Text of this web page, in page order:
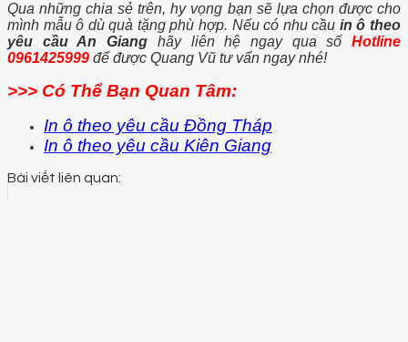
Qua những chia sẻ trên, hy vọng bạn sẽ lựa chọn được cho
mình mẫu ô dù quà tặng phù hợp. Nếu có nhu cầu in ô theo
yêu cầu An Giang hãy liên hệ ngay qua sốHotline
0961425999 để được Quang Vũ tư vấn ngay nhé!
>>> Có Thể Bạn Quan Tâm:
In ô theo yêu cầu Đồng Tháp
In ô theo yêu cầu Kiên Giang
Bài viết liên quan: